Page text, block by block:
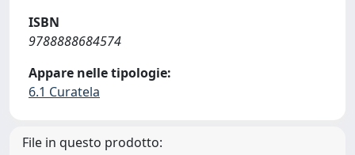
ISBN
9788888684574
Appare nelle tipologie:
6.1 Curatela
File in questo prodotto: